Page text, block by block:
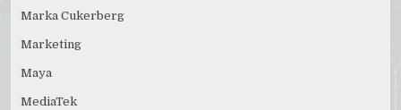
Marka Cukerberg
Marketing
Maya
MediaTek